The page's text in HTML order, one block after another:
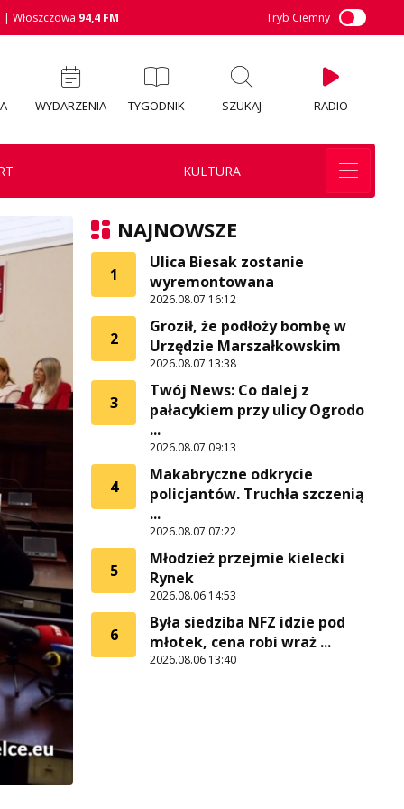
| Włoszczowa 94,4 FM Tryb Ciemny
WYDARZENIA TYGODNIK SZUKAJ RADIO
KULTURA
NAJNOWSZE
1
Ulica Biesak zostanie
wyremontowana
2026.08.07 16:12
2
Groził, że podłoży bombę w
Urzędzie Marszałkowskim
2026.08.07 13:38
3
Twój News: Co dalej z
pałacykiem przy ulicy Ogrodo
...
2026.08.07 09:13
4
Makabryczne odkrycie
policjantów. Truchła szczenią
...
2026.08.07 07:22
5
Młodzież przejmie kielecki
Rynek
2026.08.06 14:53
6
Była siedziba NFZ idzie pod
młotek, cena robi wraż ...
2026.08.06 13:40